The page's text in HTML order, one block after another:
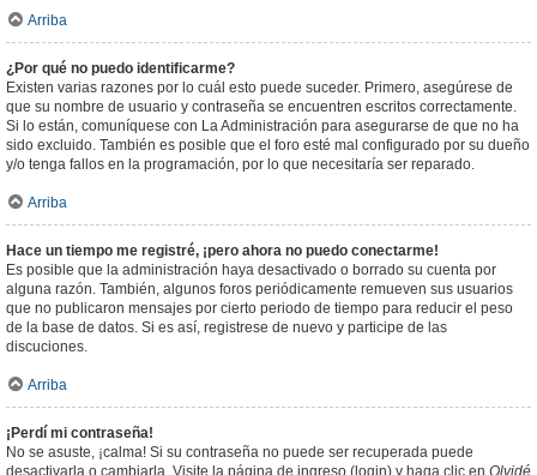
Arriba
¿Por qué no puedo identificarme?
Existen varias razones por lo cuál esto puede suceder. Primero, asegúrese de
que su nombre de usuario y contraseña se encuentren escritos correctamente.
Si lo están, comuníquese con La Administración para asegurarse de que no ha
sido excluido. También es posible que el foro esté mal configurado por su dueño
y/o tenga fallos en la programación, por lo que necesitaría ser reparado.
Arriba
Hace un tiempo me registré, ¡pero ahora no puedo conectarme!
Es posible que la administración haya desactivado o borrado su cuenta por
alguna razón. También, algunos foros periódicamente remueven sus usuarios
que no publicaron mensajes por cierto periodo de tiempo para reducir el peso
de la base de datos. Si es así, registrese de nuevo y participe de las
discuciones.
Arriba
¡Perdí mi contraseña!
No se asuste, ¡calma! Si su contraseña no puede ser recuperada puede
desactivarla o cambiarla. Visite la página de ingreso (login) y haga clic en Olvidé